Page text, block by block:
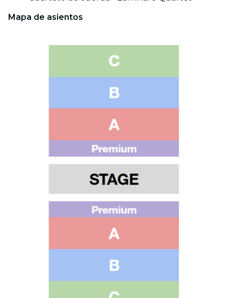
Mapa de asientos